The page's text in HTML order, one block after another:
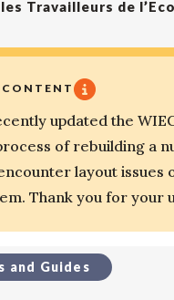
updated the
of rebuilding a
layout issues
Thank you for your
and Guides